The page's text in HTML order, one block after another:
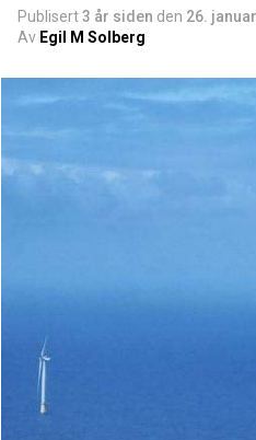
Publisert3 år siden den 26.
Av Egil M Solberg